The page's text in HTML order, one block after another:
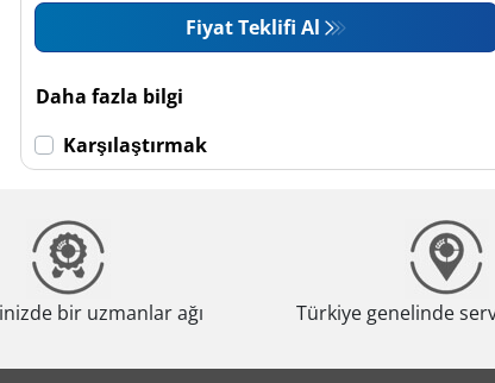
Fiyat Teklifi Al
Daha fazla bilgi
Karşılaştırmak
bir uzmanlar ağı Türkiye genelinde